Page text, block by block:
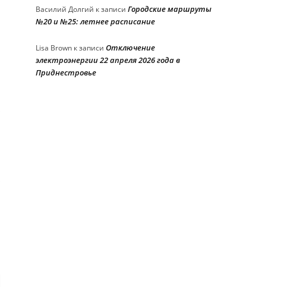
Василий Долгий к записи Городские маршруты
№20 и №25: летнее расписание
Lisa Brown к записи Отключение
электроэнергии 22 апреля 2026 года в
Приднестровье